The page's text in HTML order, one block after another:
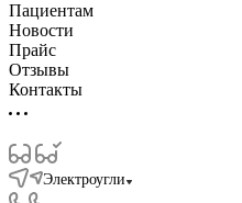
Пациентам
Новости
Прайс
Отзывы
Контакты
Электроугли